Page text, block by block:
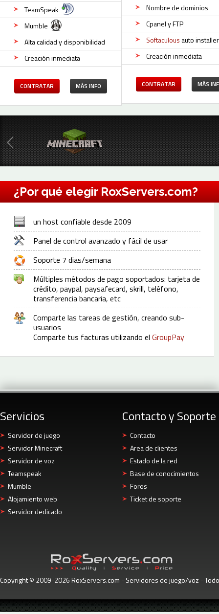
TeamSpeak
Mumble
Alta calidad y disponibilidad
Creación inmediata
CONTRATAR MÁS INFO
Nombre de dominios
Cpanel y FTP
Softaculous auto installer
Creación inmediata
CONTRATAR MÁS
¿Por qué elegir RoxServers.com?
un host confiable desde 2009
Panel de control avanzado y fácil de usar
Soporte 7 dias/semana
Múltiples métodos de pago soportados: tarjeta de
crédito, paypal, paysafecard, skrill, teléfono,
transferencia bancaria, etc
Comparte las tareas de gestión, creando sub-
usuarios
Comparte tus facturas utilizando el GroupPay
Servicios
Servidor de juego
Servidor Minecraft
Servidor de voz
Teamspeak
Mumble
Alojamiento web
Servidor dedicado
Contacto y Soporte
Contacto
Area de clientes
Estado de la red
Base de conocimientos
Foros
Ticket de soporte
Copyright © 2009-2026 RoxServers.com - Servidores de juego/voz -